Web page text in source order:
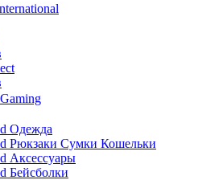
Одежда
Рюкзаки Сумки Кошельки
Аксессуары
Бейсболки